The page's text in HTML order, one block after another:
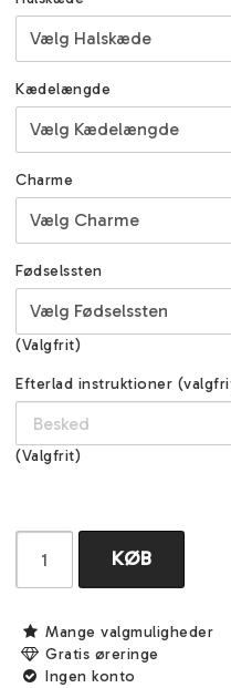
Kædelængde
Charme
Fødselssten
(Valgfrit)
Efterlad instruktioner
(Valgfrit)
KØB
Mange valgmuligheder
Gratis øreringe
Ingen konto